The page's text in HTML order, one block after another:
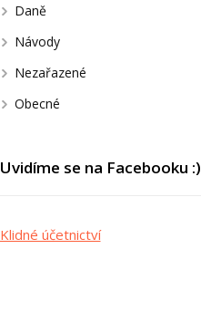
Daně
Návody
Nezařazené
Obecné
Uvidíme se na Facebooku :)
Klidné účetnictví